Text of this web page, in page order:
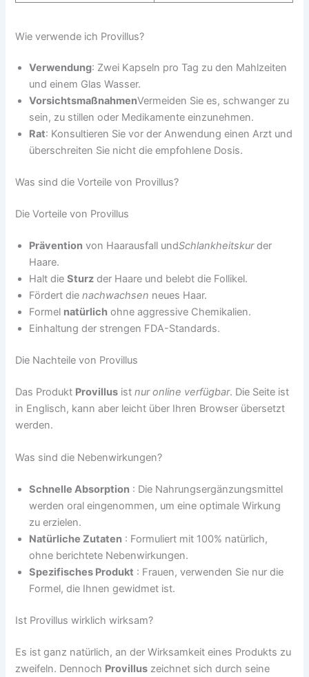
Wie verwende ich Provillus?
Verwendung: Zwei Kapseln pro Tag zu den Mahlzeiten
und einem Glas Wasser.
VorsichtsmaßnahmenVermeiden Sie es, schwanger zu
sein, zu stillen oder Medikamente einzunehmen.
Rat: Konsultieren Sie vor der Anwendung einen Arzt und
überschreiten Sie nicht die empfohlene Dosis.
Was sind die Vorteile von Provillus?
Die Vorteile von Provillus
Prävention von Haarausfall undSchlankheitskurder
Haare.
Halt dieSturz der Haare und belebt die Follikel.
Fördert dienachwachsen neues Haar.
Formel natürlich ohne aggressive Chemikalien.
Einhaltung der strengen FDA-Standards.
Die Nachteile von Provillus
Das Produkt Provillus istnur online verfügbar. Die Seite ist
in Englisch, kann aber leicht über Ihren Browser übersetzt
werden.
Was sind die Nebenwirkungen?
Schnelle Absorption : Die Nahrungsergänzungsmittel
werden oral eingenommen, um eine optimale Wirkung
zu erzielen.
Natürliche Zutaten : Formuliert mit 100% natürlich,
ohne berichtete Nebenwirkungen.
Spezifisches Produkt : Frauen, verwenden Sie nur die
Formel, die Ihnen gewidmet ist.
Ist Provillus wirklich wirksam?
Es ist ganz natürlich, an der Wirksamkeit eines Produkts zu
zweifeln. Dennoch Provillus zeichnet sich durch seine